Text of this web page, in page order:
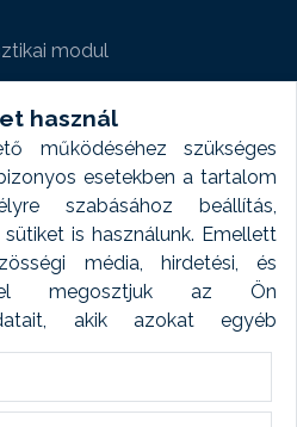
használ
működéséhez szükséges
esetekben a tartalom
szabásához beállítás,
is használunk. Emellett
média, hirdetési, és
megosztjuk az Ön
akik azokat egyéb
kombinálhatják. A sütik
naplózást végzünk és
automatikusan töröljük. A
modul
modul
extra modul
modul